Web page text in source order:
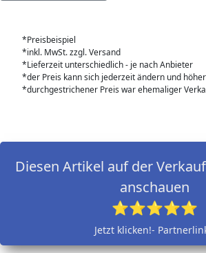
*Preisbeispiel
*inkl. MwSt. zzgl. Versand
*Lieferzeit unterschiedlich - je nach Anbieter
*der Preis kann sich jederzeit ändern und
*durchgestrichener Preis war ehemaliger
Diesen Artikel auf der
anschauen
⭐⭐⭐⭐⭐
Jetzt klicken!-